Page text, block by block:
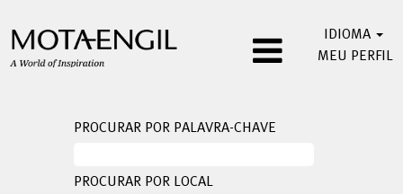
IDIOMA
MEU PERFIL
PROCURAR POR PALAVRA-CHAVE
PROCURAR POR LOCAL